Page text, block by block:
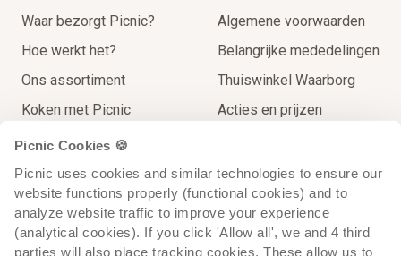
Picnic Cookies 🍪
Picnic uses cookies and similar technologies to ensure our
website functions properly (functional cookies) and to
analyze website traffic to improve your experience
(analytical cookies). If you click 'Allow all', we and 4 third
parties will also place tracking cookies. These allow us to
Waar bezorgt Picnic?
Hoe werkt het?
Ons assortiment
Koken met Picnic
Thuisbezorgingen
Extra Service
Op reis voor de lokale prijs
Recycling
Algemene voorwaarden
Belangrijke mededelingen
Thuiswinkel Waarborg
Acties en prijzen